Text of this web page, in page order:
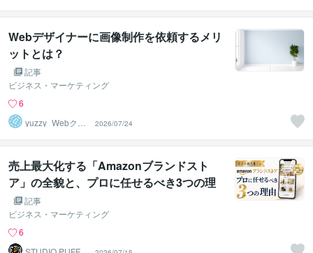
Webデザイナーに画像制作を依頼するメリ
ットとは？
記事
ビジネス・マーケティング
6
yuzzy_Webクリ
エイター
2026/07/24
売上最大化する「Amazonブランドスト
ア」の全貌と、プロに任せるべき3つの理
由 記事
ビジネス・マーケティング
6